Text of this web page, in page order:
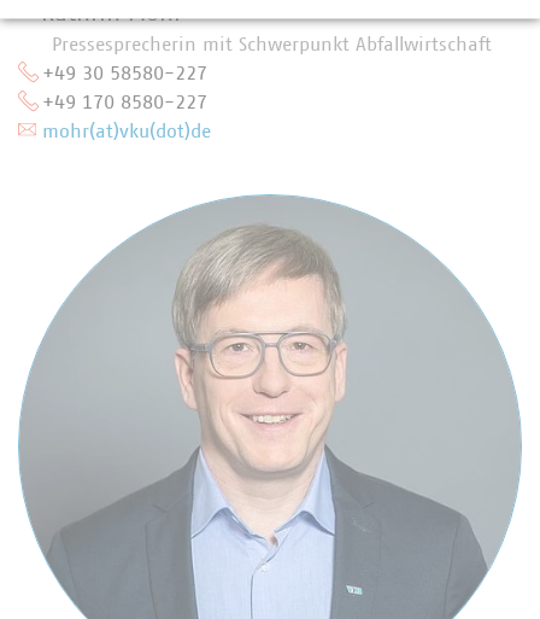
Kathrin Mohr
Pressesprecherin mit Schwerpunkt Abfallwirtschaft
+49 30 58580-227
+49 170 8580-227
mohr(at)vku(dot)de